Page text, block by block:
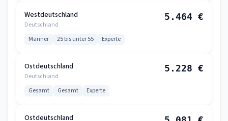
Westdeutschland
Deutschland
5.464 €
Männer 25 bis unter 55 Experte
Ostdeutschland
Deutschland
5.228 €
Gesamt Gesamt Experte
Ostdeutschland